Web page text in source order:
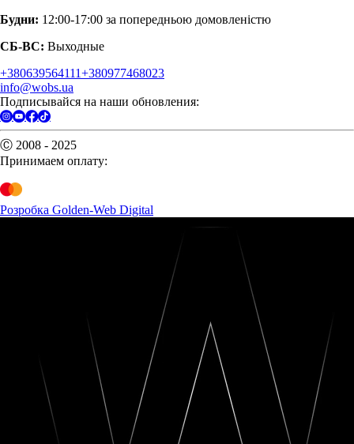
Будни: 12:00-17:00 за попередньою домовленістю
СБ-ВС: Выходные
+380639564111+380977468023
info@wobs.ua
Подписывайся на наши обновления:
Ⓒ 2008 - 2025
Принимаем оплату:
Розробка Golden-Web Digital